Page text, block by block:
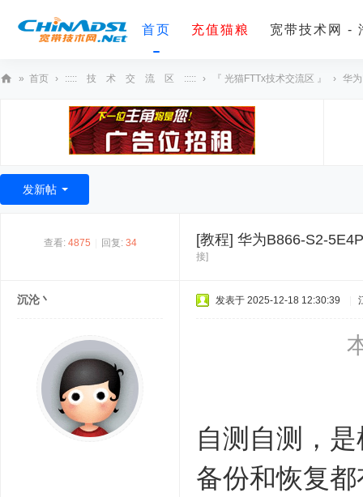
首页 充值猫粮 宽带技术网 -
术
» 首页 › ::::: 技 术 交 流 区 ::::: › 『 光猫FTTx技术交流区 』 › 华
发新帖
查看: 4875 回复: 34 [教程] 华为B866-S2-
接]
沉沦丶 发表于 2025-12-18 12:30:39
自测自测，
备份和恢复